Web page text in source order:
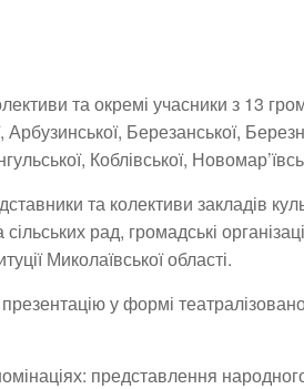
та окремі учасники з 13
Березанської,
Коблівської,
та колективи закладів
рад, громадські
Миколаївської області.
у формі
представлення